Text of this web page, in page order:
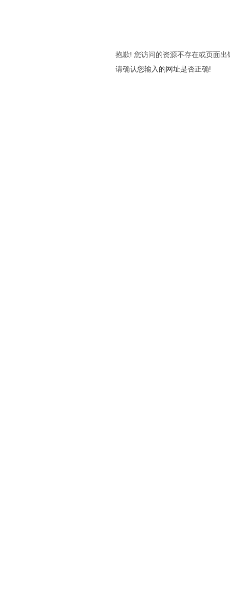
抱歉! 您访问的资源不存在或页面出
请确认您输入的网址是否正确!